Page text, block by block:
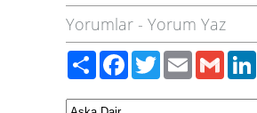
Yorumlar - Yorum Yaz
PaylaşFacebook
TwitterEmailGmail